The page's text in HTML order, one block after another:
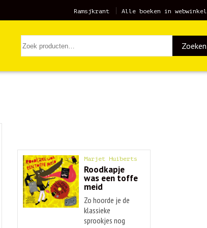
Ramsjkrant Alle boeken in webwinkel
Zoeken
Marjet Huiberts
Roodkapje
was een toffe
meid
Zo hoorde je de
klassieke
sprookjes nog